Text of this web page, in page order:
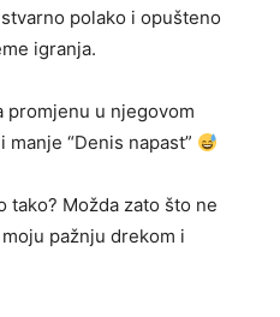
polako i opušteno
igranja.
promjenu u njegovom
“Denis napast”
tako? Možda zato što ne
pažnju drekom i